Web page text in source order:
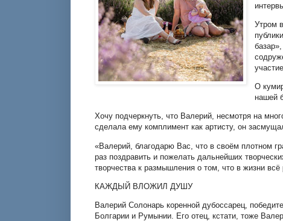
Утром
О
нашей
Хочу подчеркнуть, что Валерий, несмотря на
сделала ему комплимент как артисту, он
«Валерий, благодарю Вас, что в своём плотном
раз поздравить и пожелать дальнейших
творчества к размышления о том, что в жизни всё
КАЖДЫЙ ВЛОЖИЛ ДУШУ
Валерий Солонарь коренной дубоссарец,
Болгарии и Румынии. Его отец, кстати, тоже